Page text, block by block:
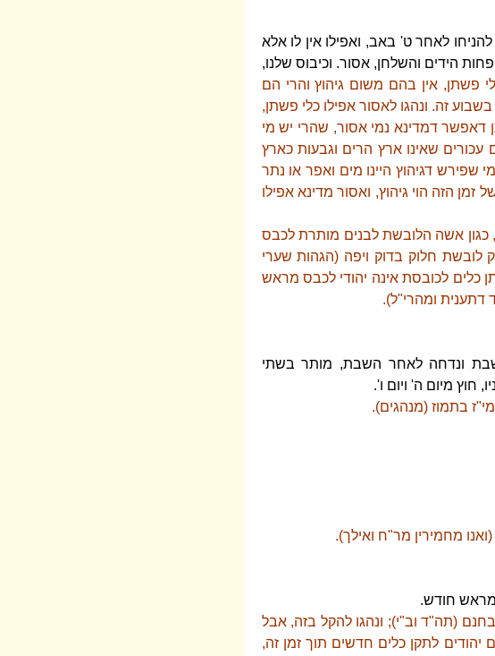
לאחר ט' באב, ואפילו אין לו אלא
הידים והשלחן, אסור. וכיבוס שלנו,
פשתן, אין בהם משום גיהוץ והרי הם
זה. ונהגו לאסור אפילו כלי פשתן,
דאפשר דמדינא נמי אסור, שהרי יש מי
שאינו ארץ הרים וגבעות כארץ
דגיהוץ היינו מים ואפר או נתר
זמן הזה הוי גיהוץ, ואסור מדינא אפילו
כגון אשה הלובשת לבנים מותרת לכבס
חלוק בדוק ויפה (הגהות שערי
כלים לכובסת אינה יהודי לכבס מראש
ומהרי"ל).
ונדחה לאחר השבת, מותר בשתי
חוץ מיום ה' ויום ו'.
בתמוז (מנהגים).
(ואנו מחמירין מר"ח ואילך).
מראש חודש.
בחנם (תה"ד וב"י); ונהגו להקל בזה, אבל
יהודים לתקן כלים חדשים תוך זמן זה,